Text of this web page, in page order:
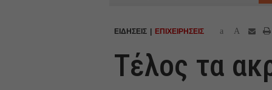
ΕΙΔΗΣΕΙΣ ΕΠΙΧΕΙΡΗΣΕΙΣ a A
Τέλος τα